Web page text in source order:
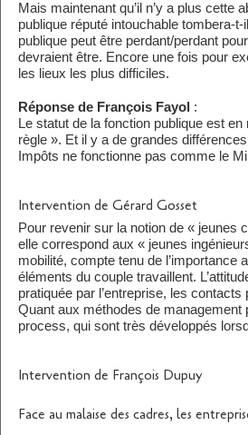
Mais maintenant qu’il n’y a plus
publique réputé intouchable tombera-
publique peut être perdant/perdant
devraient être. Encore une fois pour
les lieux les plus difficiles.
Réponse de François Fayol :
Le statut de la fonction publique est
règle ». Et il y a de grandes
Impôts ne fonctionne pas comme le
Intervention de Gérard Gosset
Pour revenir sur la notion de « jeunes
elle correspond aux « jeunes
mobilité, compte tenu de l’importance
éléments du couple travaillent.
pratiquée par l’entreprise, les
Quant aux méthodes de
process, qui sont très développés
Intervention de François Dupuy
Face au malaise des cadres, les